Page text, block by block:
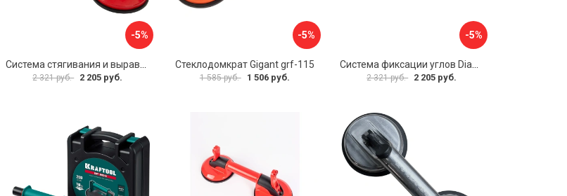
-5%
Система стягивания и выравнивания Diam 600129
2 321 руб. 2 205 руб.
-5%
Стеклодомкрат Gigant grf-115
1 585 руб. 1 506 руб.
-5%
Система фиксации углов Diam 600130
2 321 руб. 2 205 руб.